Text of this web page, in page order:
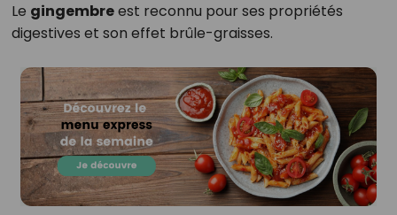
Le gingembreest reconnu pour ses propriétés
digestives et son effet brûle-graisses.